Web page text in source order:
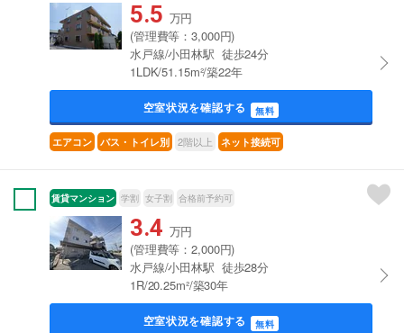
5.5 万円
(管理費等：3,000円)
水戸線/小田林駅 徒歩24分
1LDK/51.15m²/築22年
空室状況を確認する 無料
エアコン バス・トイレ別 2階以上 ネット接続可
賃貸マンション 学割 女子割 合格前予約可
3.4 万円
(管理費等：2,000円)
水戸線/小田林駅 徒歩28分
1R/20.25m²/築30年
空室状況を確認する 無料